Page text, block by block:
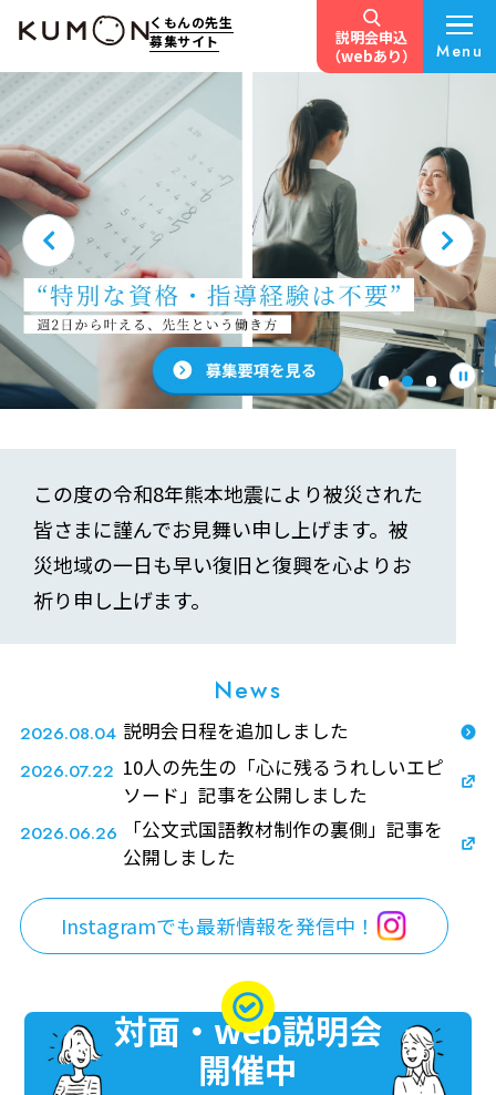
くもんの先生
募集サイト
説明会申込
（webあり）
Menu
くもんの先生を
やってみませんか？
この度の令和8年熊本地震により被災された
皆さまに謹んでお見舞い申し上げます。被
災地域の一日も早い復旧と復興を心よりお
祈り申し上げます。
News
2026.08.04 説明会日程を追加しました
2026.07.22 10人の先生の「心に残るうれしいエピ
ソード」記事を公開しました
2026.06.26
「公文式国語教材制作の裏側」記事を
公開しました
Instagramでも最新情報を発信中！
対面・web説明会
開催中